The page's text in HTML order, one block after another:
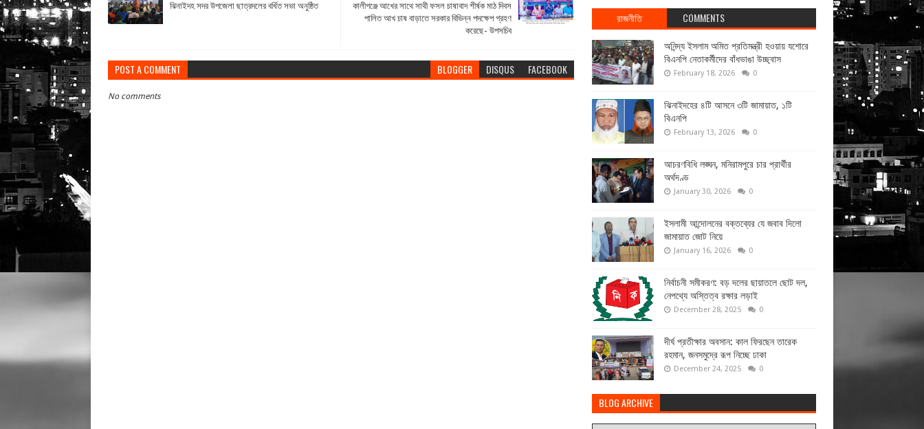
কালীগঞ্জে আখের সাথে সাথী ফসল চাষাবাদ শীর্ষক মাঠ দিবস
পালিত আখ চাষ বাড়াতে সরকার বিভিন্ন পদক্ষেপ গ্রহণ
করেছে- উপসচিব
ঝিনাইদহ সদর উপজেলা ছাত্রদলের বর্ধিত সভা অনুষ্ঠিত
POST A COMMENT BLOGGER DISQUS FACEBOOK
No comments
রাজনীতি COMMENTS
অনিন্দ্য ইসলাম অমিত প্রতিমন্ত্রী হওয়ায় যশোরে
বিএনপি নেতাকর্মীদের বাঁধভাঙা উচ্ছ্বাস
February 18, 2026 0
ঝিনাইদহের ৪টি আসনে ৩টি জামায়াত, ১টি
বিএনপি
February 13, 2026 0
আচরণবিধি লঙ্ঘন, মনিরামপুরে চার প্রার্থীর
অর্থদণ্ড
January 30, 2026 0
ইসলামী আন্দোলনের বক্তব্যের যে জবাব দিলো
জামায়াত জোট নিয়ে
January 16, 2026 0
নির্বাচনী সমীকরণ: বড় দলের ছায়াতলে ছোট দল,
নেপথ্যে অস্তিত্ব রক্ষার লড়াই
December 28, 2025 0
দীর্ঘ প্রতীক্ষার অবসান: কাল ফিরছেন তারেক
রহমান, জনসমুদ্রে রূপ নিচ্ছে ঢাকা
December 24, 2025 0
BLOG ARCHIVE